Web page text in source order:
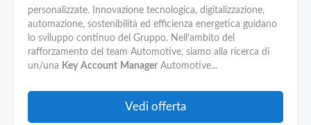
personalizzate. Innovazione tecnologica, digitalizzazione,
automazione, sostenibilità ed efficienza energetica guidano
lo sviluppo continuo del Gruppo. Nell’ambito del
rafforzamento del team Automotive, siamo alla ricerca di
un/una Key Account Manager Automotive...
Vedi offerta